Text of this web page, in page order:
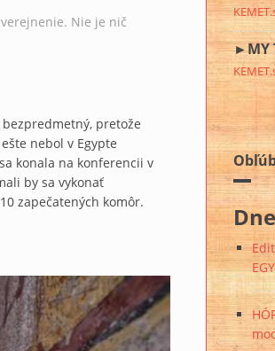
Nie je nič
pretože
nebol v Egypte
konala na konferencii v
by sa vykonať
zapečatených komôr.
►MY